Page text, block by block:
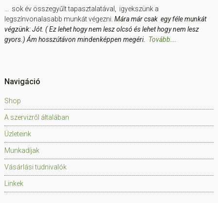
… sok év összegyűlt tapasztalatával, igyekszünk a
legszínvonalasabb munkát végezni. Mára már csak egy féle munkát
végzünk: Jót. ( Ez lehet hogy nem lesz olcsó és lehet hogy nem lesz
gyors.) Ám hosszútávon mindenképpen megéri. Tovább….
Navigáció
Shop
A szervizről általában
Üzleteink
Munkadíjak
Vásárlási tudnivalók
Linkek